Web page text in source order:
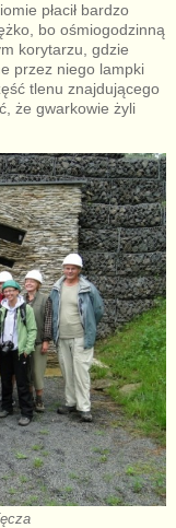
płacił bardzo
bo ośmiogodzinną
korytarzu, gdzie
przez niego lampki
tlenu znajdującego
że gwarkowie żyli